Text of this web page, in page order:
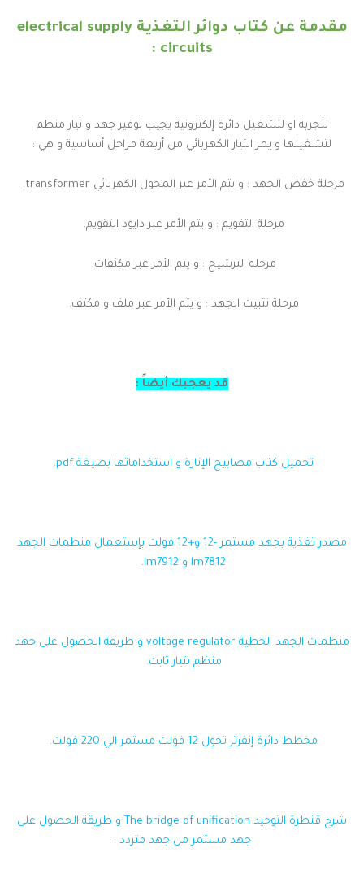
مقدمة عن كتاب دوائر التغذية electrical supply
circuits :
لتجربة او لتشغيل دائرة إلكترونية يجيب توفير جهد و تيار منظم
لتشغيلها و يمر التيار الكهربائي من أربعة مراحل أساسية و هي :
مرحلة خفض الجهد : و يتم الأمر عبر المحول الكهربائي transformer.
مرحلة التقويم : و يتم الأمر عبر دايود التقويم.
مرحلة الترشيح : و يتم الأمر عبر مكثفات.
مرحلة تثبيت الجهد : و يتم الأمر عبر ملف و مكثف.
قد يعجبك أيضاً :
تحميل كتاب مصابيح الإنارة و استخداماتها بصيغة pdf.
مصدر تغذية بجهد مستمر -12 و+12 فولت بإستعمال منظمات الجهد
lm7812 و lm7912.
منظمات الجهد الخطية voltage regulator و طريقة الحصول على جهد
منظم بتيار ثابت.
مخطط دائرة إنفرتر تحول 12 فولت مستمر الي 220 فولت.
شرح قنطرة التوحيد The bridge of unification و طريقة الحصول على
جهد مستمر من جهد متردد :